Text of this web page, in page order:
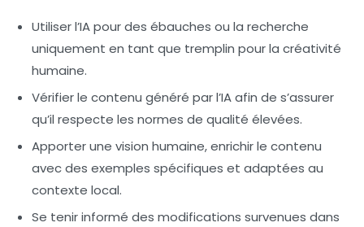
Utiliser l’IA pour des ébauches ou la recherche
uniquement en tant que tremplin pour la créativité
humaine.
Vérifier le contenu généré par l’IA afin de s’assurer
qu’il respecte les normes de qualité élevées.
Apporter une vision humaine, enrichir le contenu
avec des exemples spécifiques et adaptées au
contexte local.
Se tenir informé des modifications survenues dans